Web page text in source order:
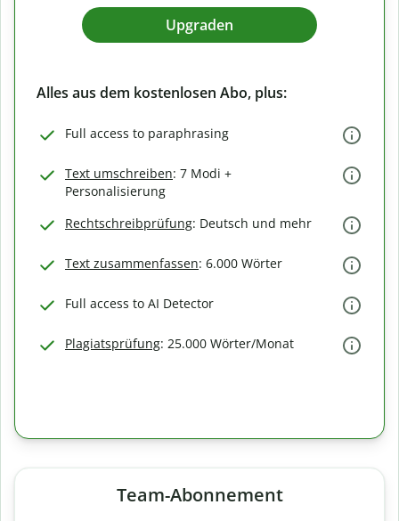
Upgraden
Alles aus dem kostenlosen Abo, plus:
Full access to paraphrasing
Text umschreiben: 7 Modi +
Personalisierung
Rechtschreibprüfung: Deutsch und mehr
Text zusammenfassen: 6.000 Wörter
Full access to AI Detector
Plagiatsprüfung: 25.000 Wörter/Monat
Team-Abonnement